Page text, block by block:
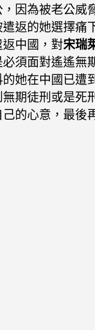
因為被老公威
返的她選擇痛
中國，對宋瑞
須面對遙遙無
她在中國已遭
期徒刑或是死
的心意，最後